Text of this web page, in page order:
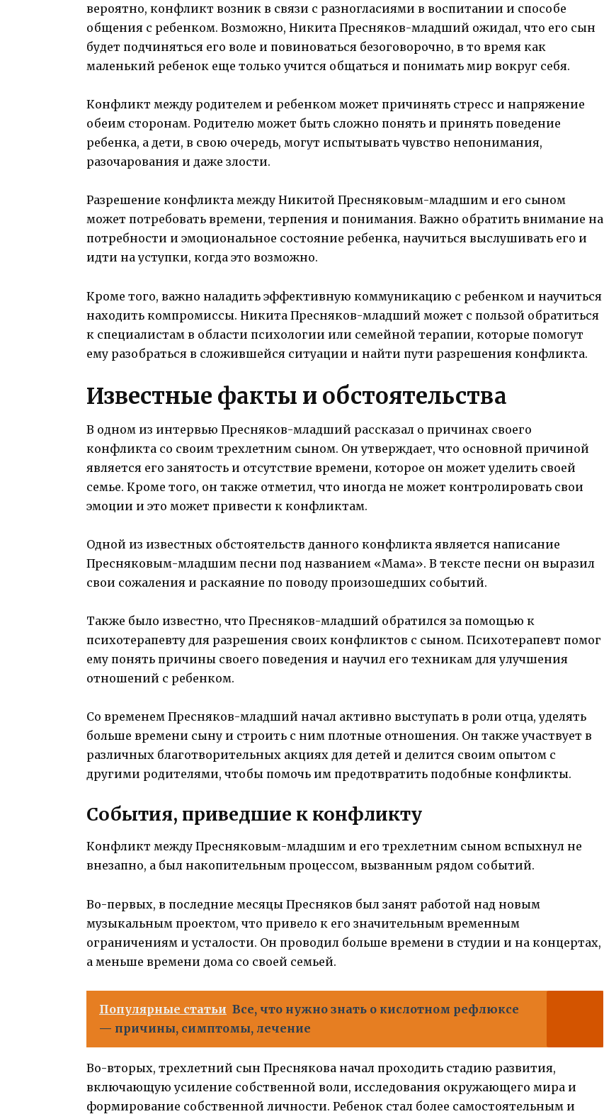
вероятно, конфликт возник в связи с разногласиями в воспитании и способе
общения с ребенком. Возможно, Никита Пресняков-младший ожидал, что его сын
будет подчиняться его воле и повиноваться безоговорочно, в то время как
маленький ребенок еще только учится общаться и понимать мир вокруг себя.
Конфликт между родителем и ребенком может причинять стресс и напряжение
обеим сторонам. Родителю может быть сложно понять и принять поведение
ребенка, а дети, в свою очередь, могут испытывать чувство непонимания,
разочарования и даже злости.
Разрешение конфликта между Никитой Пресняковым-младшим и его сыном
может потребовать времени, терпения и понимания. Важно обратить внимание на
потребности и эмоциональное состояние ребенка, научиться выслушивать его и
идти на уступки, когда это возможно.
Кроме того, важно наладить эффективную коммуникацию с ребенком и научиться
находить компромиссы. Никита Пресняков-младший может с пользой обратиться
к специалистам в области психологии или семейной терапии, которые помогут
ему разобраться в сложившейся ситуации и найти пути разрешения конфликта.
Известные факты и обстоятельства
В одном из интервью Пресняков-младший рассказал о причинах своего
конфликта со своим трехлетним сыном. Он утверждает, что основной причиной
является его занятость и отсутствие времени, которое он может уделить своей
семье. Кроме того, он также отметил, что иногда не может контролировать свои
эмоции и это может привести к конфликтам.
Одной из известных обстоятельств данного конфликта является написание
Пресняковым-младшим песни под названием «Мама». В тексте песни он выразил
свои сожаления и раскаяние по поводу произошедших событий.
Также было известно, что Пресняков-младший обратился за помощью к
психотерапевту для разрешения своих конфликтов с сыном. Психотерапевт помог
ему понять причины своего поведения и научил его техникам для улучшения
отношений с ребенком.
Со временем Пресняков-младший начал активно выступать в роли отца, уделять
больше времени сыну и строить с ним плотные отношения. Он также участвует в
различных благотворительных акциях для детей и делится своим опытом с
другими родителями, чтобы помочь им предотвратить подобные конфликты.
События, приведшие к конфликту
Конфликт между Пресняковым-младшим и его трехлетним сыном вспыхнул не
внезапно, а был накопительным процессом, вызванным рядом событий.
Во-первых, в последние месяцы Пресняков был занят работой над новым
музыкальным проектом, что привело к его значительным временным
ограничениям и усталости. Он проводил больше времени в студии и на концертах,
а меньше времени дома со своей семьей.
Популярные статьи Все, что нужно знать о кислотном рефлюксе
— причины, симптомы, лечение
Во-вторых, трехлетний сын Преснякова начал проходить стадию развития,
включающую усиление собственной воли, исследования окружающего мира и
формирование собственной личности. Ребенок стал более самостоятельным и